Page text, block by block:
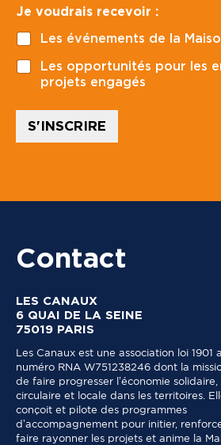
p
o
s
t
a
o
u
d
r
a
e
v
i
r
Je voudrais recevoir :
Les événements de la
Les opportunités pour les
projets engagés
S'INSCRIRE
Contact
LES CANAUX
6 QUAI DE LA SEINE
75019 PARIS
Les Canaux est une association loi 1901
numéro RNA W751238246 dont la
de faire progresser l’économie solidaire,
circulaire et locale dans les territoires.
conçoit et pilote des programmes
d’accompagnement pour initier,
faire rayonner les projets et anime la